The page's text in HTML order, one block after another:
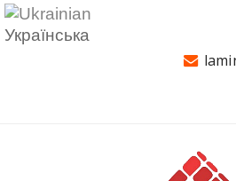
Українська